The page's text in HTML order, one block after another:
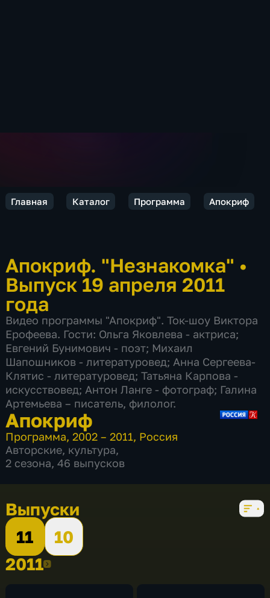
Главная Каталог Программа Апокриф
Апокриф. "Незнакомка" •
Выпуск 19 апреля 2011
года
Видео программы "Апокриф". Ток-шоу Виктора
Ерофеева. Гости: Ольга Яковлева - актриса;
Евгений Бунимович - поэт; Михаил
Шапошников - литературовед; Анна Сергеева-
Клятис - литературовед; Татьяна Карпова -
искусствовед; Антон Ланге - фотограф; Галина
Артемьева – писатель, филолог.
Апокриф
Программа,2002 – 2011, Россия
Авторские, культура,
2 сезона, 46 выпусков
Выпуски
11
10
20112011